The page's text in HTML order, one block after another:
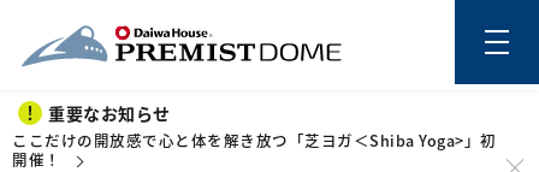
重要なお知らせ
ここだけの開放感で心と体を解き放つ「芝ヨガ＜Shiba Yoga>」初
開催！